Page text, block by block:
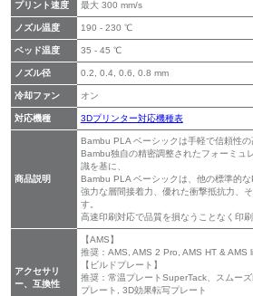
プリント速度 最大 300 mm/s
ノズル温度 190 - 230 ℃
ベッド温度 35 - 45 ℃
ノズル径 0.2, 0.4, 0.6, 0.8 mm
冷却ファン オン
対応機種 3Dプリンター対応機種表
商品説明
Bambu PLA ベーシックは手軽で信頼性の
Bambu独自の精密調整されたフォーミュ
識を基に、
Bambu PLA ベーシックは、他の標準的な
強力な層間接着力、優れた衝撃抵抗力、
す。
高速印刷対応で品質を損なうことなく印刷
アクセサリ
ー、互換性
【AMS】
推奨：AMS, AMS 2 Pro, AMS HT & AMS
【ビルドプレート】
推奨：常温プレートSuperTack、スムー
プレート, 3D効果転写プレート